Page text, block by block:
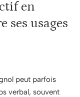
en
ses usages
peut parfois
verbal, souvent